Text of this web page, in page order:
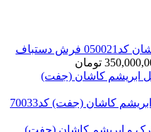
فرش دستباف
تومان